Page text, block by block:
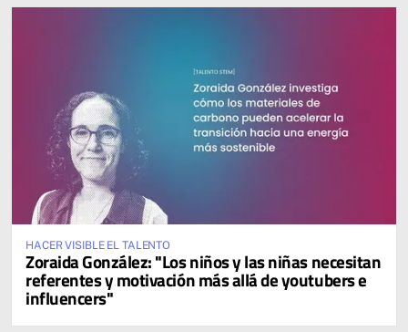
HACER VISIBLE EL TALENTO
Zoraida González: "Los niños y las niñas necesitan
referentes y motivación más allá de youtubers e
influencers"